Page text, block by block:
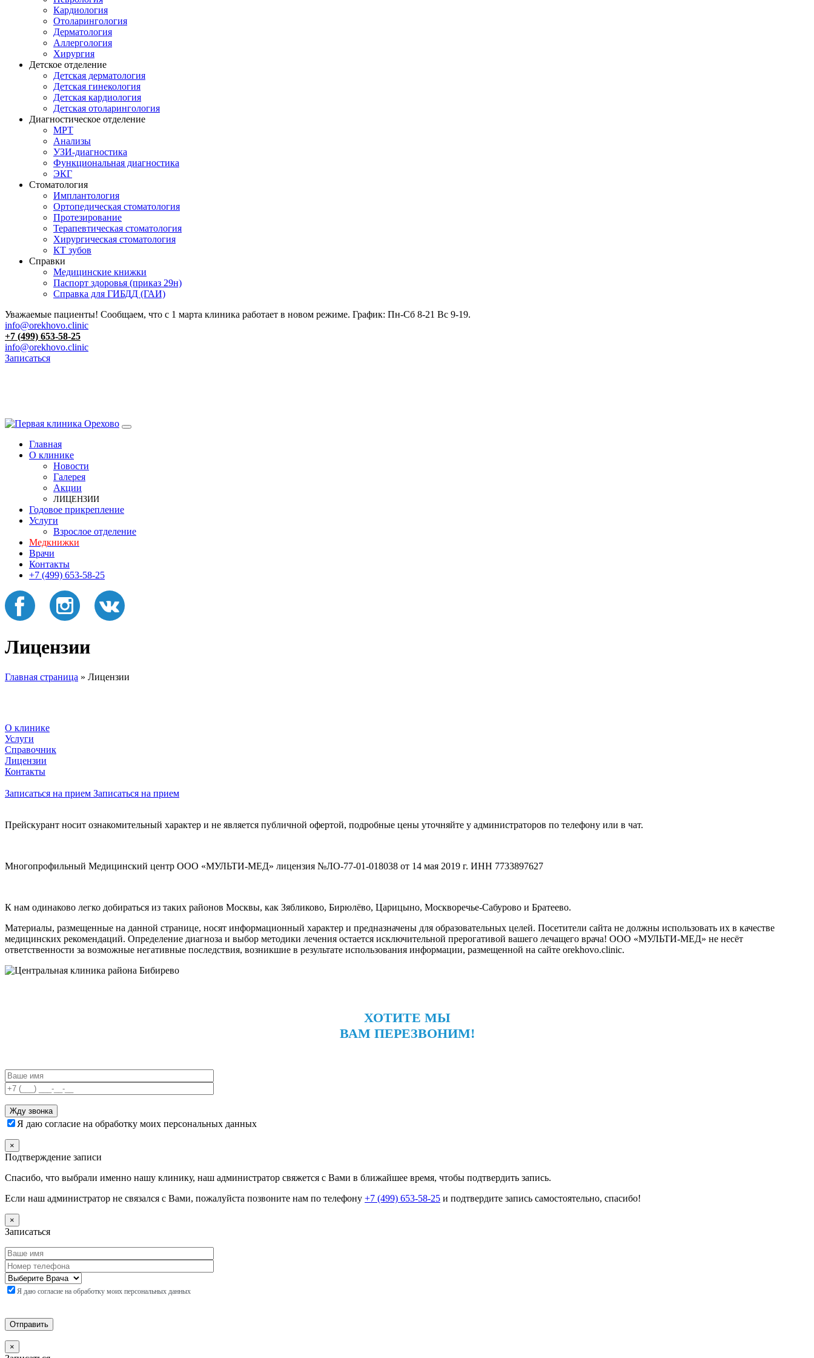
Кардиология
Отоларингология
Дерматология
Аллергология
Хирургия
Детское отделение
Детская дерматология
Детская гинекология
Детская кардиология
Детская отоларингология
Диагностическое отделение
МРТ
Анализы
УЗИ-диагностика
Функциональная диагностика
ЭКГ
Стоматология
Имплантология
Ортопедическая стоматология
Протезирование
Терапевтическая стоматология
Хирургическая стоматология
КТ зубов
Справки
Медицинские книжки
Паспорт здоровья (приказ 29н)
Справка для ГИБДД (ГАИ)
Уважаемые пациенты! Сообщаем, что с 1 марта клиника работает в новом режиме. График: Пн-Сб 8-21 Вс 9-19.
info@orekhovo.clinic
+7 (499) 653-58-25
info@orekhovo.clinic
Записаться
Главная
О клинике
Новости
Галерея
Акции
ЛИЦЕНЗИИ
Годовое прикрепление
Услуги
Взрослое отделение
Медкнижки
Врачи
Контакты
+7 (499) 653-58-25
Лицензии
Главная страница » Лицензии
О клинике
Услуги
Справочник
Лицензии
Контакты
Записаться на прием Записаться на прием
Прейскурант носит ознакомительный характер и не является публичной офертой, подробные цены уточняйте у администраторов по телефону или в чат.
Многопрофильный Медицинский центр ООО «МУЛЬТИ-МЕД» лицензия №ЛО-77-01-018038 от 14 мая 2019 г. ИНН 7733897627
К нам одинаково легко добираться из таких районов Москвы, как Зябликово, Бирюлёво, Царицыно, Москворечье-Сабурово и Братеево.
Материалы, размещенные на данной странице, носят информационный характер и предназначены для образовательных целей. Посетители сайта не должны использовать их в качестве
медицинских рекомендаций. Определение диагноза и выбор методики лечения остается исключительной прерогативой вашего лечащего врача! ООО «МУЛЬТИ-МЕД» не несёт
ответственности за возможные негативные последствия, возникшие в результате использования информации, размещенной на сайте orekhovo.clinic.
ХОТИТЕ МЫ
ВАМ ПЕРЕЗВОНИМ!
Я даю согласие на обработку моих персональных данных
×
Подтверждение записи
Спасибо, что выбрали именно нашу клинику, наш администратор свяжется с Вами в ближайшее время, чтобы подтвердить запись.
Если наш администратор не связался с Вами, пожалуйста позвоните нам по телефону +7 (499) 653-58-25 и подтвердите запись самостоятельно, спасибо!
×
Записаться
Я даю согласие на обработку моих персональных данных
×